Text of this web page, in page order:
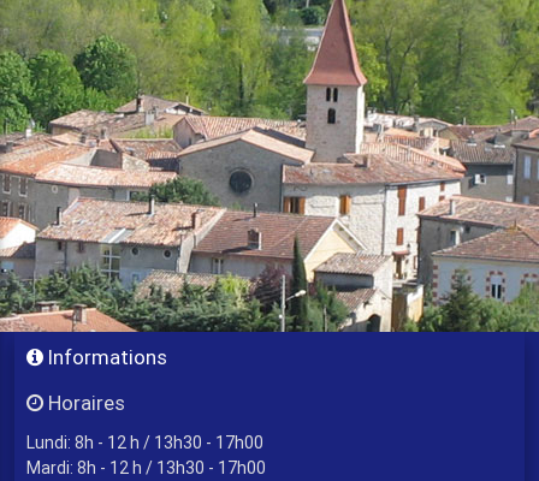
Informations
Horaires
Lundi: 8h - 12 h / 13h30 - 17h00
Mardi: 8h - 12 h / 13h30 - 17h00